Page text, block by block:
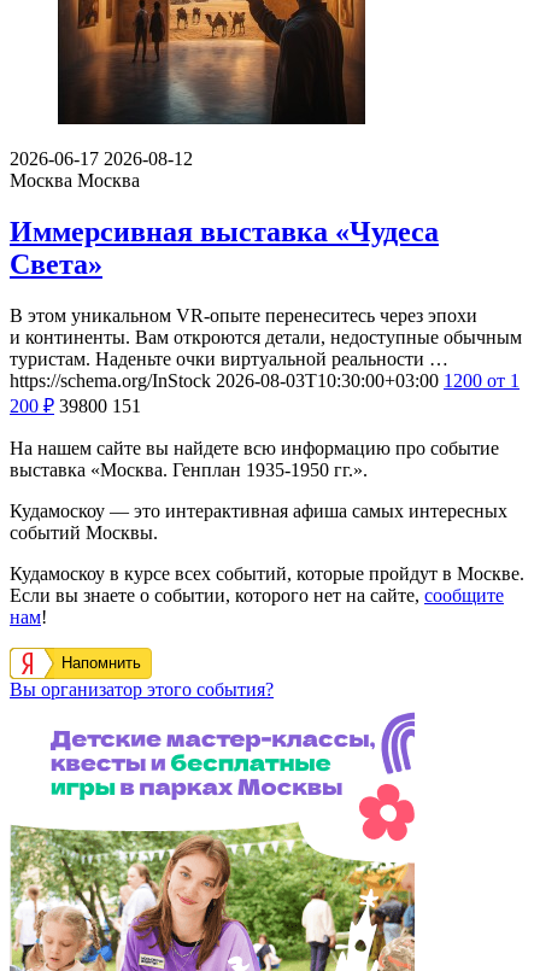
2026-06-17 2026-08-12
Москва Москва
Иммерсивная выставка «Чудеса
Света»
В этом уникальном VR-опыте перенеситесь через эпохи
и континенты. Вам откроются детали, недоступные обычным
туристам. Наденьте очки виртуальной реальности …
https://schema.org/InStock 2026-08-03T10:30:00+03:00 1200 от 1
200 ₽ 39800 151
На нашем сайте вы найдете всю информацию про событие
выставка «Москва. Генплан 1935-1950 гг.».
Кудамоскоу — это интерактивная афиша самых интересных
событий Москвы.
Кудамоскоу в курсе всех событий, которые пройдут в Москве.
Если вы знаете о событии, которого нет на сайте, сообщите
нам!
Напомнить
Вы организатор этого события?